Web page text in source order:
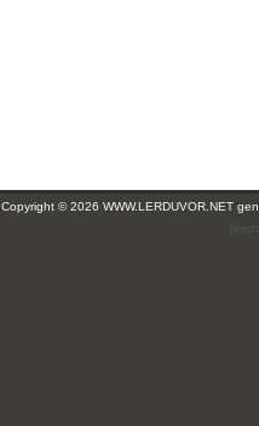
Copyright © 2026 WWW.LERDUVOR.NET